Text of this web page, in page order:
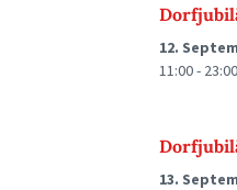
12.
11:00 - 23:00
13.